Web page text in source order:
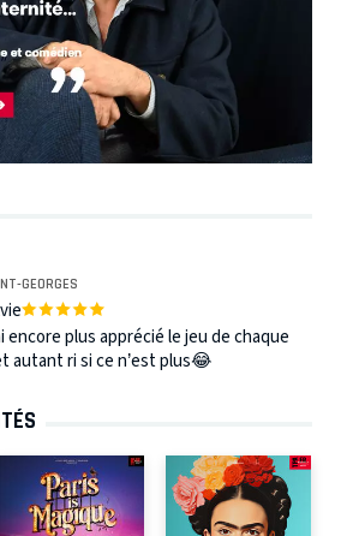
GEORGES
encore plus apprécié le jeu de chaque
autant ri si ce n’est plus😂